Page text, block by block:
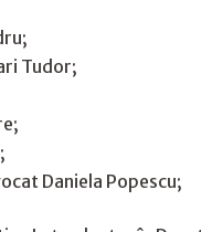
Tudor;
Daniela Popescu;